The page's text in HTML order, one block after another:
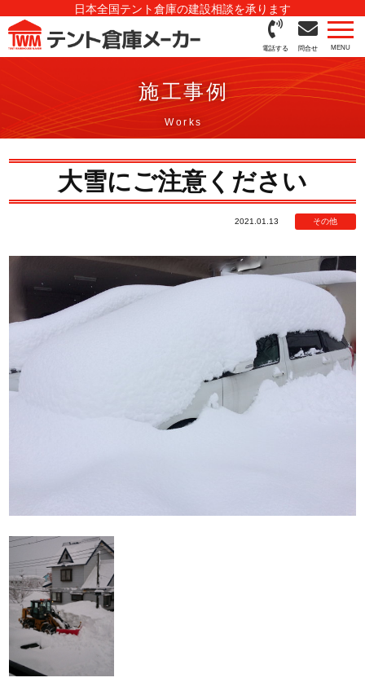
日本全国テント倉庫の建設相談を承ります
電話する 問合せ
施工事例
大雪にご注意ください
2021.01.13 その他